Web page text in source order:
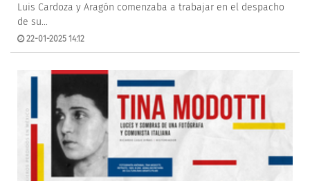
Luis Cardoza y Aragón comenzaba a trabajar en el despacho
de su...
22-01-2025 14:12